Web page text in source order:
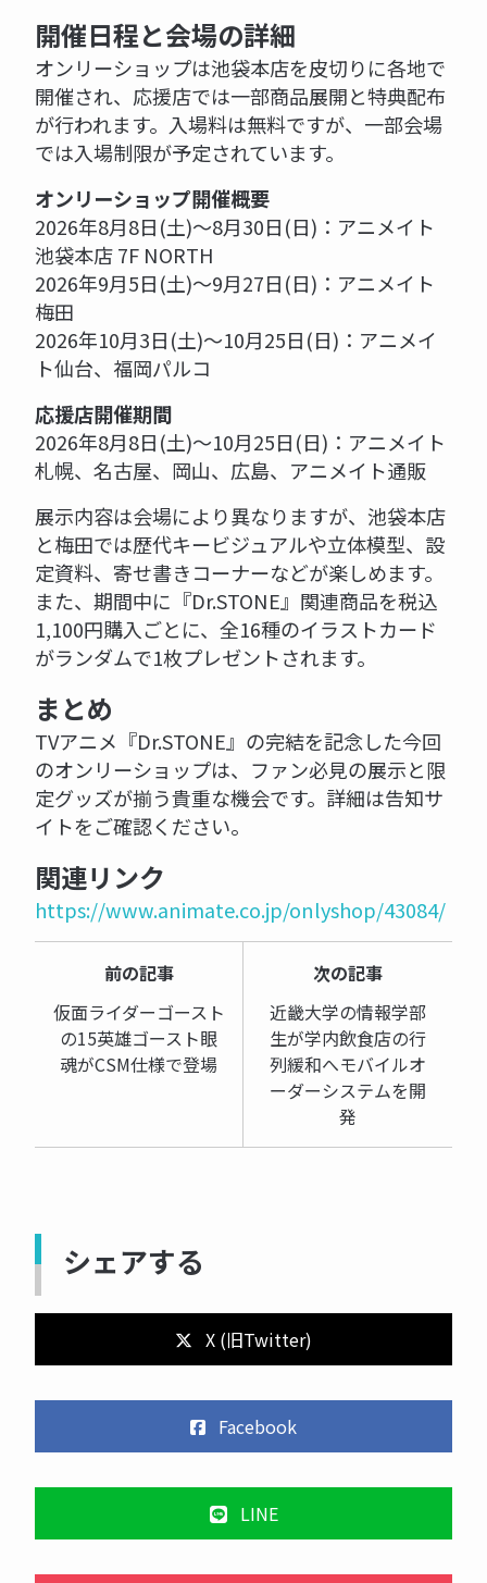
開催日程と会場の詳細
オンリーショップは池袋本店を皮切りに各地で
開催され、応援店では一部商品展開と特典配布
が行われます。入場料は無料ですが、一部会場
では入場制限が予定されています。
オンリーショップ開催概要
2026年8月8日(土)〜8月30日(日)：アニメイト
池袋本店 7F NORTH
2026年9月5日(土)〜9月27日(日)：アニメイト
梅田
2026年10月3日(土)〜10月25日(日)：アニメイ
ト仙台、福岡パルコ
応援店開催期間
2026年8月8日(土)〜10月25日(日)：アニメイト
札幌、名古屋、岡山、広島、アニメイト通販
展示内容は会場により異なりますが、池袋本店
と梅田では歴代キービジュアルや立体模型、設
定資料、寄せ書きコーナーなどが楽しめます。
また、期間中に『Dr.STONE』関連商品を税込
1,100円購入ごとに、全16種のイラストカード
がランダムで1枚プレゼントされます。
まとめ
TVアニメ『Dr.STONE』の完結を記念した今回
のオンリーショップは、ファン必見の展示と限
定グッズが揃う貴重な機会です。詳細は告知サ
イトをご確認ください。
関連リンク
https://www.animate.co.jp/onlyshop/43084/
前の記事
仮面ライダーゴースト
の15英雄ゴースト眼
魂がCSM仕様で登場
次の記事
近畿大学の情報学部
生が学内飲食店の行
列緩和へモバイルオ
ーダーシステムを開
発
シェアする
X (旧Twitter)
Facebook
LINE